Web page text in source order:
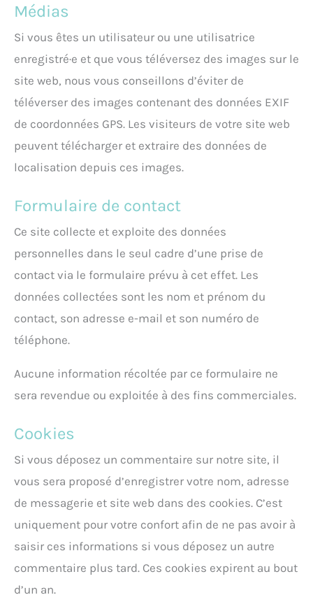
Médias
Si vous êtes un utilisateur ou une utilisatrice
enregistré·e et que vous téléversez des images sur le
site web, nous vous conseillons d’éviter de
téléverser des images contenant des données EXIF
de coordonnées GPS. Les visiteurs de votre site web
peuvent télécharger et extraire des données de
localisation depuis ces images.
Formulaire de contact
Ce site collecte et exploite des données
personnelles dans le seul cadre d’une prise de
contact via le formulaire prévu à cet effet. Les
données collectées sont les nom et prénom du
contact, son adresse e-mail et son numéro de
téléphone.
Aucune information récoltée par ce formulaire ne
sera revendue ou exploitée à des fins commerciales.
Cookies
Si vous déposez un commentaire sur notre site, il
vous sera proposé d’enregistrer votre nom, adresse
de messagerie et site web dans des cookies. C’est
uniquement pour votre confort afin de ne pas avoir à
saisir ces informations si vous déposez un autre
commentaire plus tard. Ces cookies expirent au bout
d’un an.